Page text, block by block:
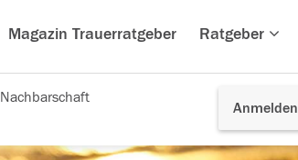
Magazin Trauerratgeber Ratgeber
Anmelden
Nachbarschaft